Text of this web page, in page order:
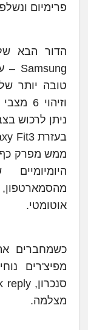
פרימיום
הדור הבא
ניתן לרכוש
ממש מפרק כף
אוטומטי.
מפיצ'רים
מצלמה.